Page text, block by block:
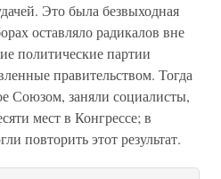
Это была безвыходная
оставляло радикалов вне
политические партии
правительством. Тогда
Союзом, заняли социалисты,
мест в Конгрессе; в
повторить этот результат.